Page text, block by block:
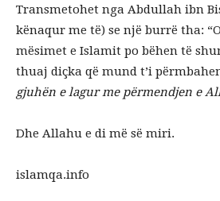
Transmetohet nga Abdullah ibn
kënaqur me të) se një burrë tha:
mësimet e Islamit po bëhen të
gjuhën e lagur me përmendjen e
Dhe Allahu e di më së miri.
islamqa.info